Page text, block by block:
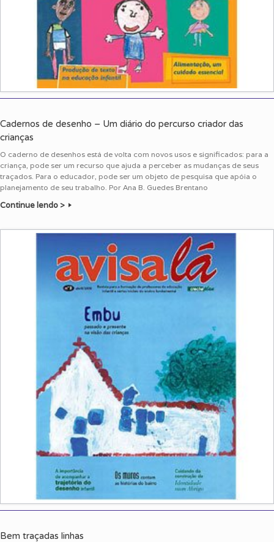
Cadernos de desenho – Um diário do percurso criador das
crianças
O caderno de desenhos está de volta com novos usos e significados: para a
criança, pode ser um recurso que ajuda a perceber as mudanças de seus
traçados. Para o educador, pode ser um objeto de pesquisa que apóia o
planejamento de seu trabalho. Por Ana B. Guedes Brentano
Continue lendo >
Bem traçadas linhas